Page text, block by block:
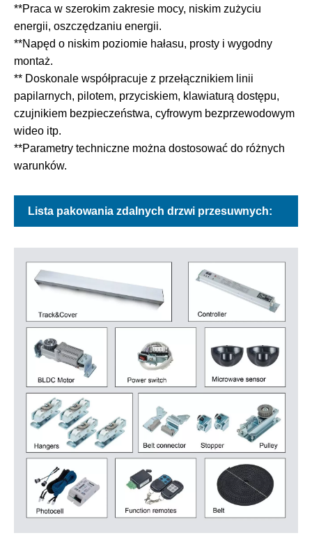
**Praca w szerokim zakresie mocy, niskim zużyciu
energii, oszczędzaniu energii.
**Napęd o niskim poziomie hałasu, prosty i wygodny
montaż.
** Doskonale współpracuje z przełącznikiem linii
papilarnych, pilotem, przyciskiem, klawiaturą dostępu,
czujnikiem bezpieczeństwa, cyfrowym bezprzewodowym
wideo itp.
**Parametry techniczne można dostosować do różnych
warunków.
Lista pakowania zdalnych drzwi przesuwnych: